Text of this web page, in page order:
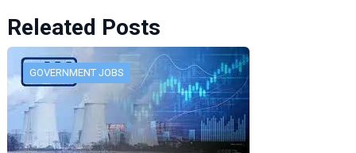
Releated Posts
GOVERNMENT JOBS